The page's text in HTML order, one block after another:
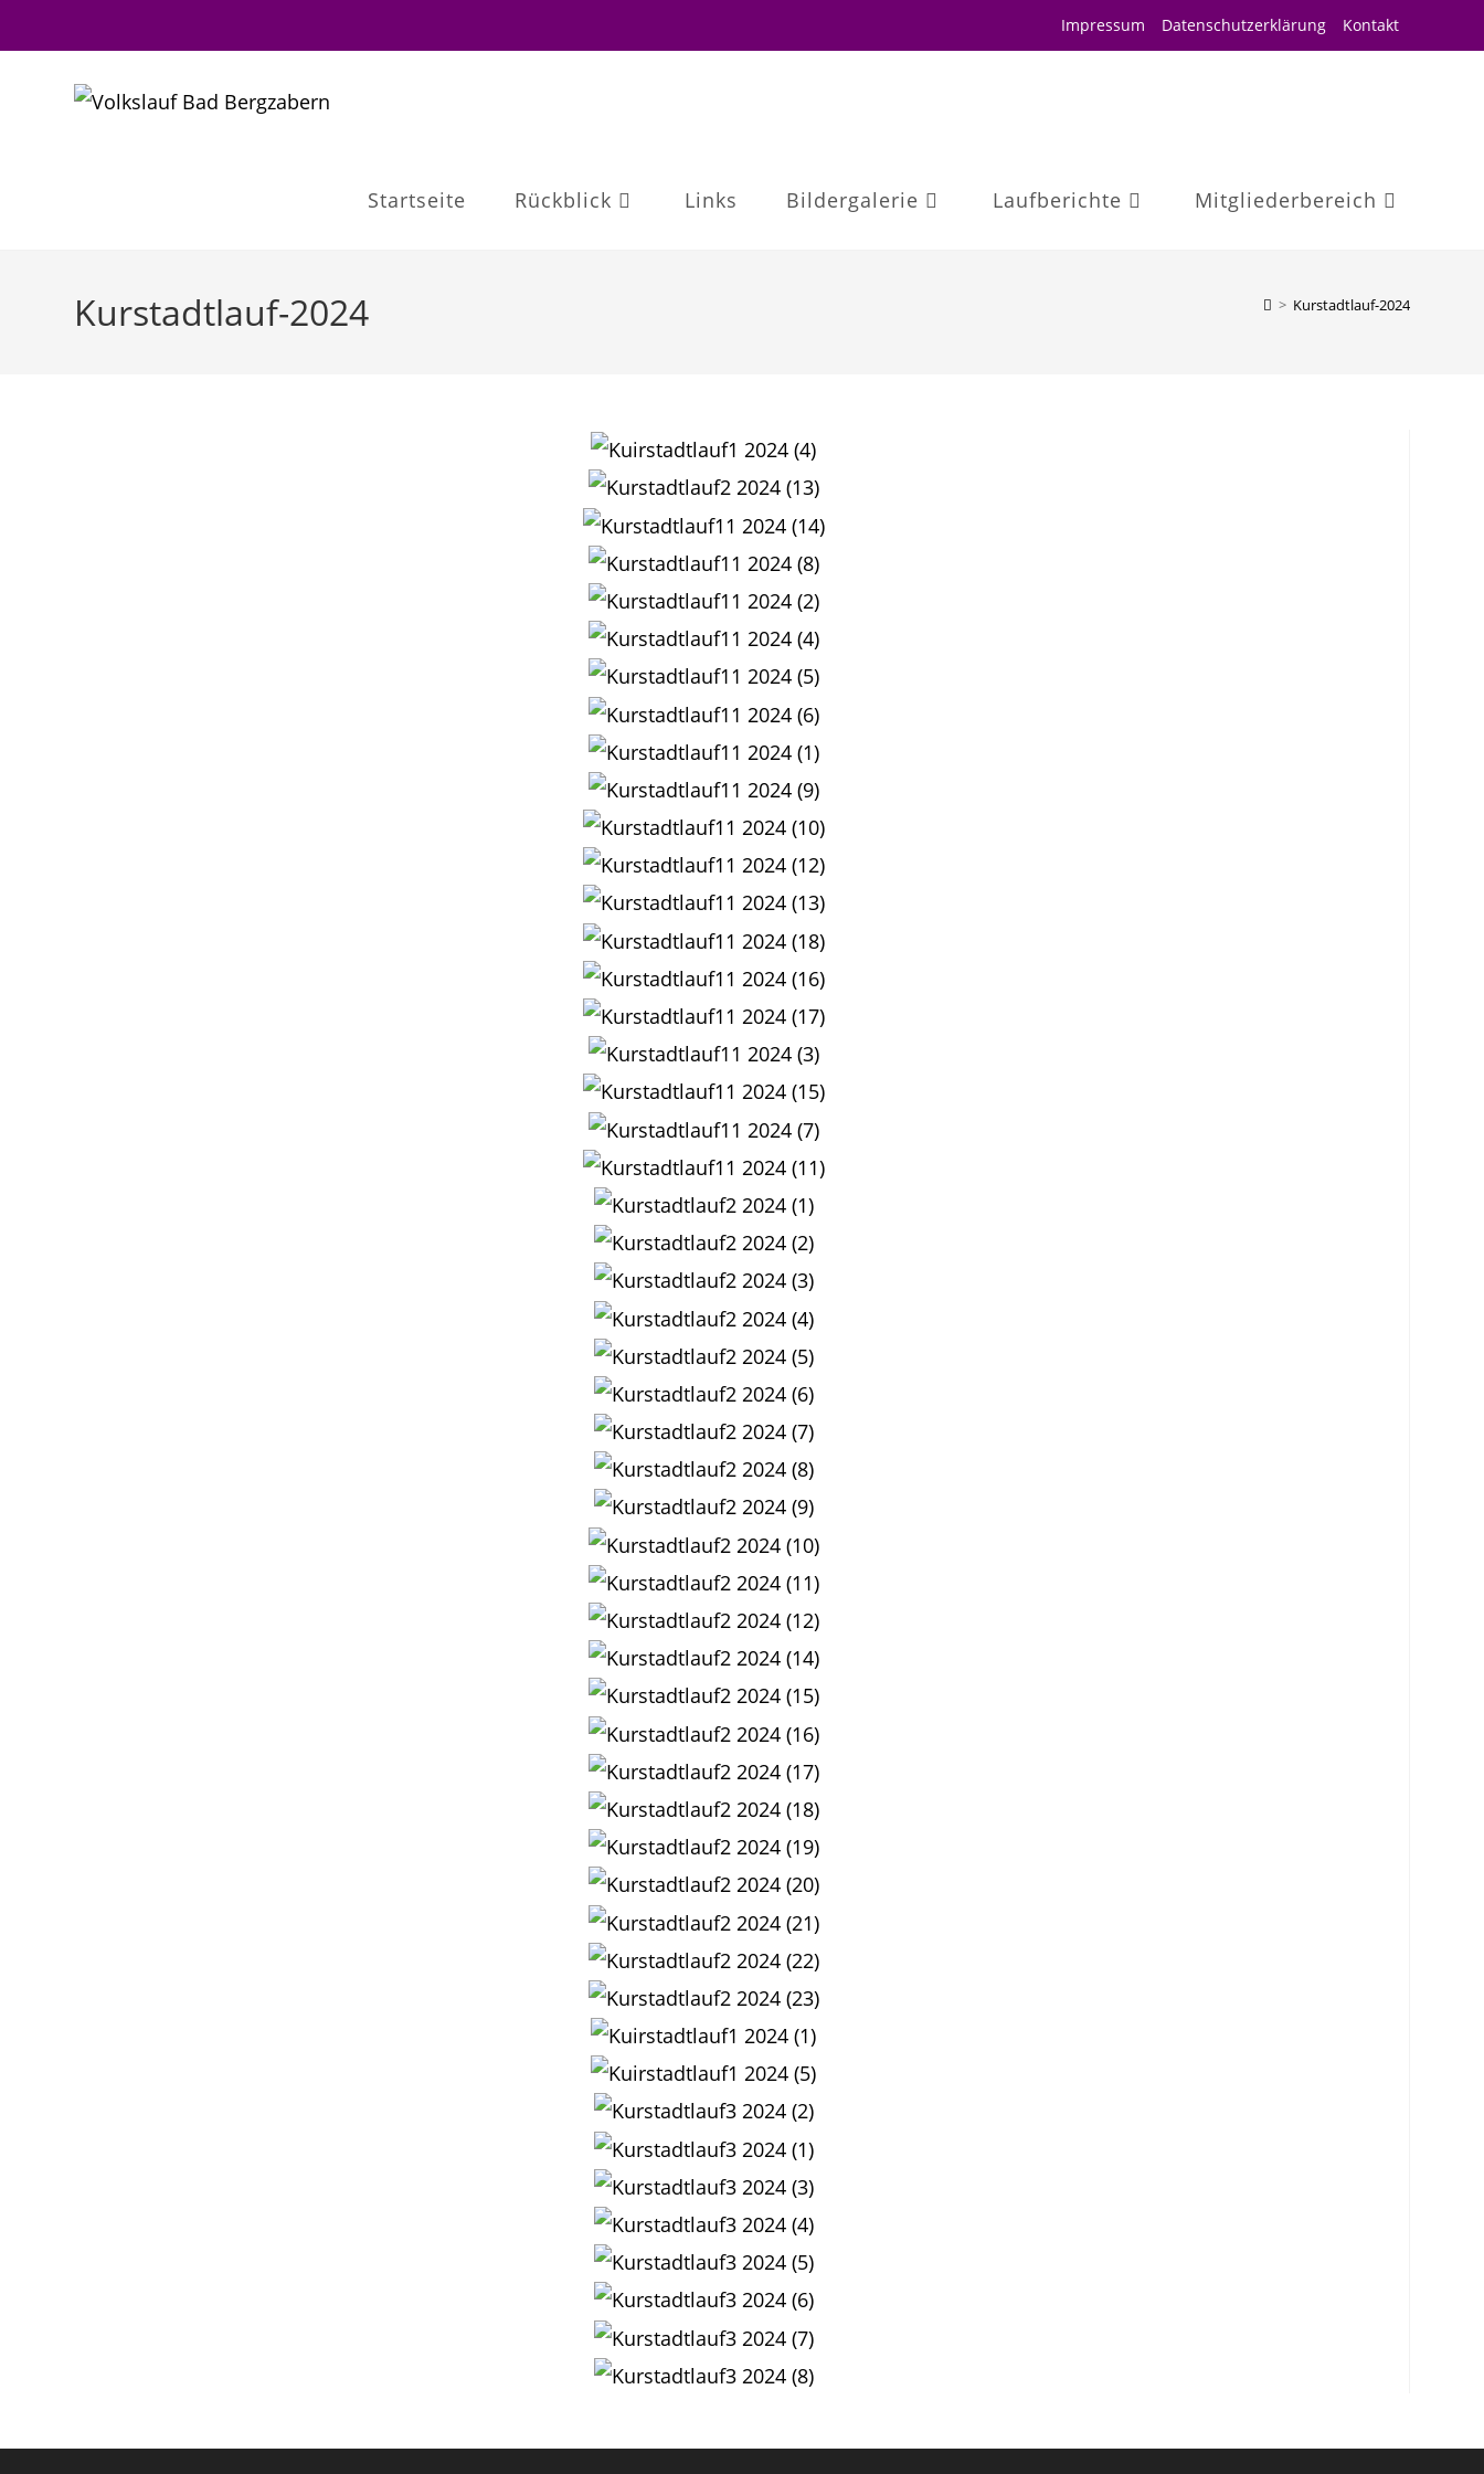
Impressum Datenschutzerklärung Kontakt
Startseite Rückblick Links Bildergalerie Laufberichte Mitgliederbereich
Kurstadtlauf-2024 > Kurstadtlauf-2024